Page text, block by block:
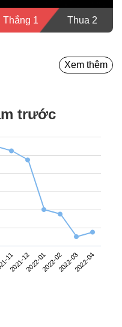
Thắng 1 Thua 2
Xem thêm
trước
11
2021-122022-012022-022022-032022-04